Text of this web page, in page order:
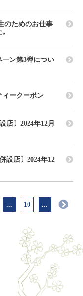
のためのお仕事
ーン第3弾につい
ィークーポン
店〕2024年12月
設店〕2024年12
... 10 ...